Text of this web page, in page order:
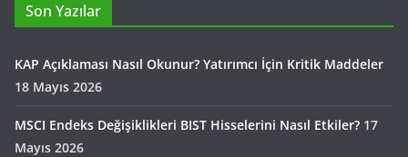
Son Yazılar
KAP Açıklaması Nasıl Okunur? Yatırımcı İçin Kritik Maddeler
18 Mayıs 2026
MSCI Endeks Değişiklikleri BIST Hisselerini Nasıl Etkiler? 17
Mayıs 2026